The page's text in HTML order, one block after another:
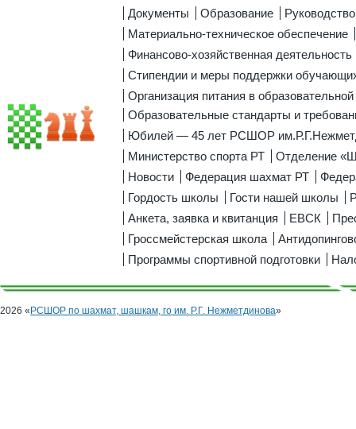
Документы
Образование
Руководство
Материально-техническое обеспечение
Финансово-хозяйственная деятельность
Стипендии и меры поддержки
Организация питания в образовательной
Образовательные стандарты и
Юбилей — 45 лет РСШОР
Министерство спорта РТ
Отделение
Новости
Федерация шахмат РТ
Гордость школы
Гости нашей школы
Анкета, заявка и квитанция
ЕВСК
Гроссмейстерская школа
Программы спортивной подготовки
2026 «РСШОР по шахмат, шашкам, го им. Р.Г. Нежметдинова»